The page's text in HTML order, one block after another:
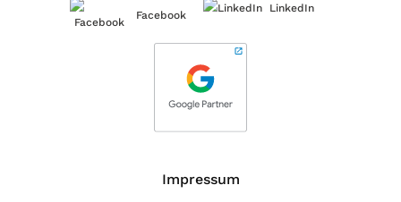
Facebook
LinkedIn
Impressum